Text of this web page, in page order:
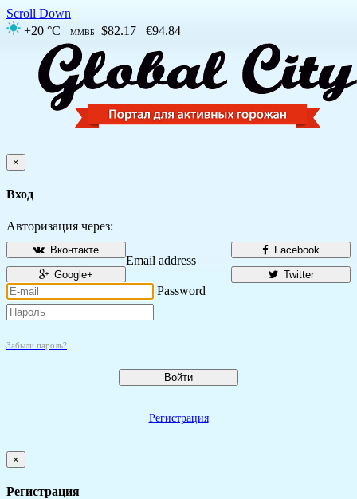
Scroll Down
+20 °C
ММВБ $82.17 €94.84
×
Вход
Авторизация через:
Facebook
Вконтакте
Twitter
Google+
Email address
Password
Забыли пароль?
Войти
Регистрация
×
Регистрация